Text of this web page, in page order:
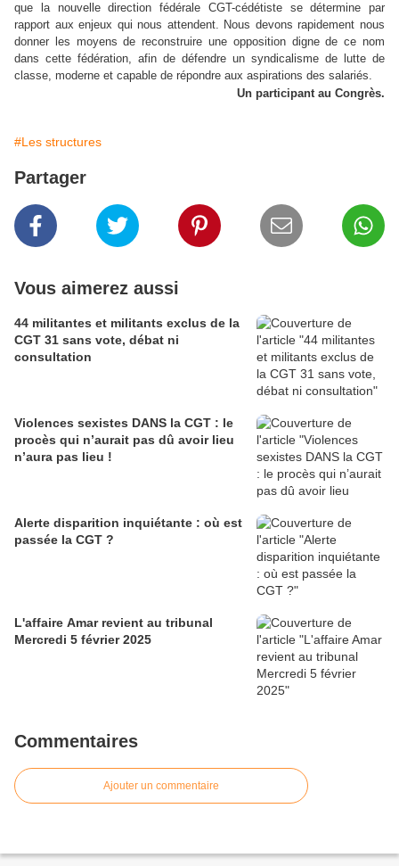
que la nouvelle direction fédérale CGT-cédétiste se détermine par
rapport aux enjeux qui nous attendent. Nous devons rapidement nous
donner les moyens de reconstruire une opposition digne de ce nom
dans cette fédération, afin de défendre un syndicalisme de lutte de
classe, moderne et capable de répondre aux aspirations des salariés.
Un participant au Congrès.
#Les structures
Partager
Vous aimerez aussi
44 militantes et militants exclus de la
CGT 31 sans vote, débat ni
consultation
Violences sexistes DANS la CGT : le
procès qui n’aurait pas dû avoir lieu
n’aura pas lieu !
Alerte disparition inquiétante : où est
passée la CGT ?
L'affaire Amar revient au tribunal
Mercredi 5 février 2025
Commentaires
Ajouter un commentaire